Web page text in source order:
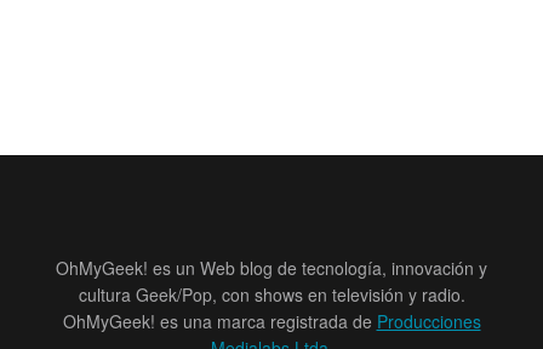
OhMyGeek! es un Web blog de tecnología, innovación y
cultura Geek/Pop, con shows en televisión y radio.
OhMyGeek! es una marca registrada de Producciones